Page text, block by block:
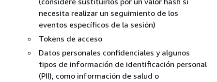
necesita realizar un seguimiento de los
eventos específicos de la sesión)
Tokens de acceso
Datos personales confidenciales y algunos
tipos de información de identificación personal
(PII), como información de salud o